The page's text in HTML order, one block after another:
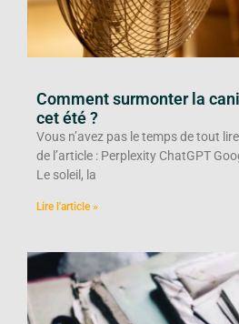
Comment surmonter la
cet été ?
Vous n’avez pas le temps de tout
de l’article : Perplexity ChatGPT
Le soleil, la
Lire l'article »